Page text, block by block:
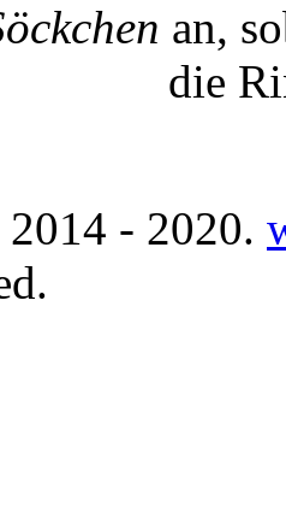
an,
die
- 2020.